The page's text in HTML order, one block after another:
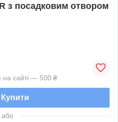
з посадковим отвором
на сайті — 500 ₴
Купити
або